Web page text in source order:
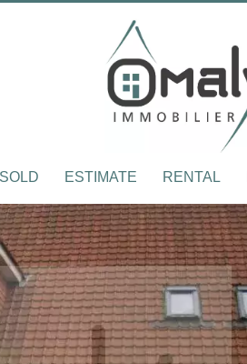
ESTIMATE RENTAL